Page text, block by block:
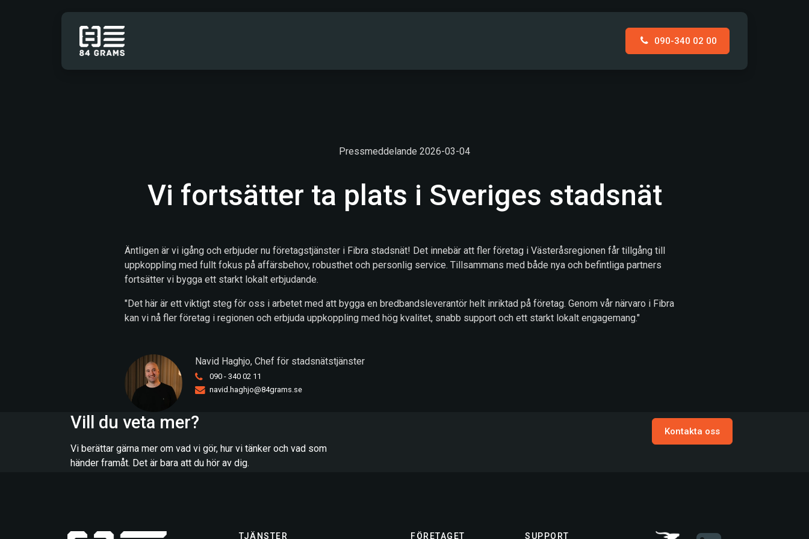
090-340 02 00
Pressmeddelande 2026-03-04
Vi fortsätter ta plats i Sveriges stadsnät
Äntligen är vi igång och erbjuder nu företagstjänster i Fibra stadsnät! Det innebär att fler företag i Västeråsregionen får tillgång till
uppkoppling med fullt fokus på affärsbehov, robusthet och personlig service. Tillsammans med både nya och befintliga partners
fortsätter vi bygga ett starkt lokalt erbjudande.
"Det här är ett viktigt steg för oss i arbetet med att bygga en bredbandsleverantör helt inriktad på företag. Genom vår närvaro i Fibra
kan vi nå fler företag i regionen och erbjuda uppkoppling med hög kvalitet, snabb support och ett starkt lokalt engagemang."
Navid Haghjo, Chef för stadsnätstjänster
090 - 340 02 11
navid.haghjo@84grams.se
Vill du veta mer?
Vi berättar gärna mer om vad vi gör, hur vi tänker och vad som
händer framåt. Det är bara att du hör av dig.
Kontakta oss
TJÄNSTER FÖRETAGET SUPPORT